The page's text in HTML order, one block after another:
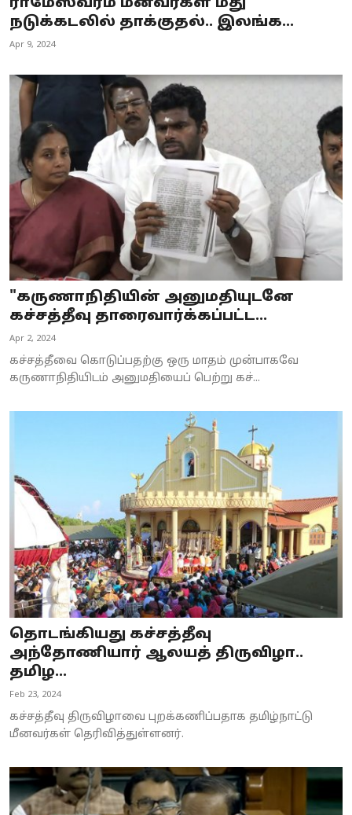
நடுக்கடலில் தாக்குதல்.. இலங்க...
Apr 9, 2024
"கருணாநிதியின் அனுமதியுடனே
கச்சத்தீவு தாரைவார்க்கப்பட்ட...
Apr 2, 2024
கச்சத்தீவை கொடுப்பதற்கு ஒரு மாதம் முன்பாகவே
கருணாநிதியிடம் அனுமதியைப் பெற்று கச்...
தொடங்கியது கச்சத்தீவு
அந்தோணியார் ஆலயத் திருவிழா..
தமிழ...
Feb 23, 2024
கச்சத்தீவு திருவிழாவை புறக்கணிப்பதாக தமிழ்நாட்டு
மீனவர்கள் தெரிவித்துள்ளனர்.